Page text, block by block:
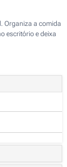
Organiza a comida
escritório e deixa